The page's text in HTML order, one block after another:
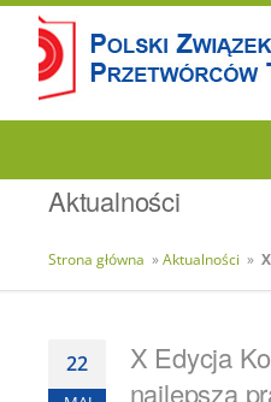
Aktualności
Strona główna »Aktualności » X
22
X Edycja
najlepszą